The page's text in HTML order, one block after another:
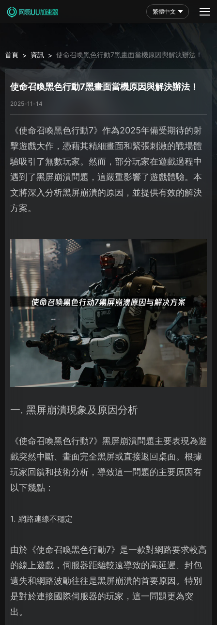
繁體中文
首頁 > 資訊 > 使命召喚黑色行動7黑畫面當機原因與解決辦法！
使命召喚黑色行動7黑畫面當機原因與解決辦法！
2025-11-14
《使命召喚黑色行動7》作為2025年備受期待的射
擊遊戲大作，憑藉其精細畫面和緊張刺激的戰場體
驗吸引了無數玩家。然而，部分玩家在遊戲過程中
遇到了黑屏崩潰問題，這嚴重影響了遊戲體驗。本
文將深入分析黑屏崩潰的原因，並提供有效的解決
方案。
一. 黑屏崩潰現象及原因分析
《使命召喚黑色行動7》黑屏崩潰問題主要表現為遊
戲突然中斷、畫面完全黑屏或直接返回桌面。根據
玩家回饋和技術分析，導致這一問題的主要原因有
以下幾點：
1. 網路連線不穩定
由於《使命召喚黑色行動7》是一款對網路要求較高
的線上遊戲，伺服器距離較遠導致的高延遲、封包
遺失和網路波動往往是黑屏崩潰的首要原因。特別
是對於連接國際伺服器的玩家，這一問題更為突
出。